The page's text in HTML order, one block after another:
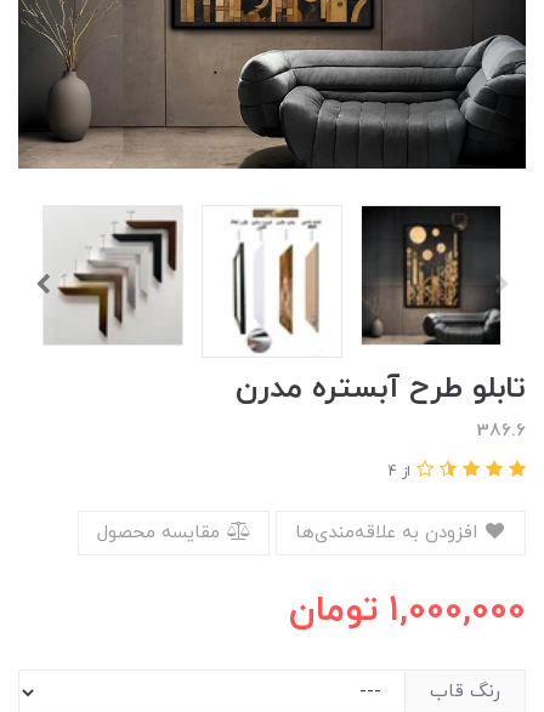
تابلو طرح آبستره مدرن
386.6
از 4
مقایسه محصول
1,000,000 تومان
رنگ قاب